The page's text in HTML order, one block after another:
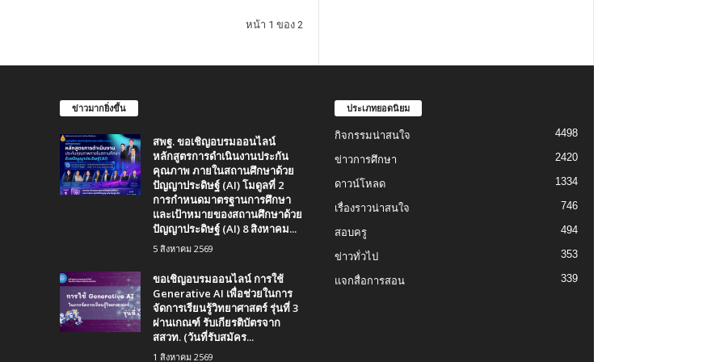
หน้า 1 ของ 2
ข่าวมากยิ่งขึ้น
สพฐ. ขอเชิญอบรมออนไลน์
หลักสูตรการดำเนินงานประกัน
คุณภาพ ภายในสถานศึกษาด้วย
ปัญญาประดิษฐ์ (AI) โมดูลที่ 2
การกำหนดมาตรฐานการศึกษา
และเป้าหมายของสถานศึกษาด้วย
ปัญญาประดิษฐ์ (AI) 8 สิงหาคม...
5 สิงหาคม 2569
ขอเชิญอบรมออนไลน์ การใช้
Generative AI เพื่อช่วยในการ
จัดการเรียนรู้วิทยาศาสตร์ รุ่นที่ 3
ผ่านเกณฑ์ รับเกียรติบัตรจาก
สสวท. (วันที่รับสมัคร...
1 สิงหาคม 2569
ประเภทยอดนิยม
กิจกรรมน่าสนใจ 4498
ข่าวการศึกษา 2420
ดาวน์โหลด 1334
เรื่องราวน่าสนใจ 746
สอบครู 494
ข่าวทั่วไป 353
แจกสื่อการสอน 339